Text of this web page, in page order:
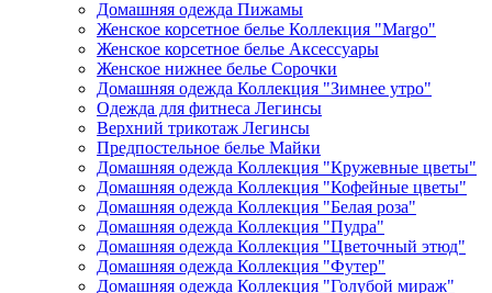
Домашняя одежда Пижамы
Женское корсетное белье Коллекция "Margo"
Женское корсетное белье Аксессуары
Женское нижнее белье Сорочки
Домашняя одежда Коллекция "Зимнее утро"
Одежда для фитнеса Легинсы
Верхний трикотаж Легинсы
Предпостельное белье Майки
Домашняя одежда Коллекция "Кружевные цветы"
Домашняя одежда Коллекция "Кофейные цветы"
Домашняя одежда Коллекция "Белая роза"
Домашняя одежда Коллекция "Пудра"
Домашняя одежда Коллекция "Цветочный этюд"
Домашняя одежда Коллекция "Футер"
Домашняя одежда Коллекция "Голубой мираж"